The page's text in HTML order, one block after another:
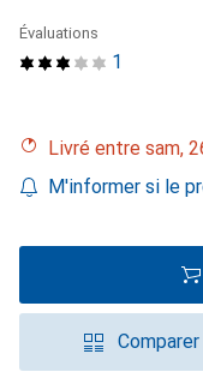
1
Évaluations
Livré entre sam,
M'informer si le
Comparer